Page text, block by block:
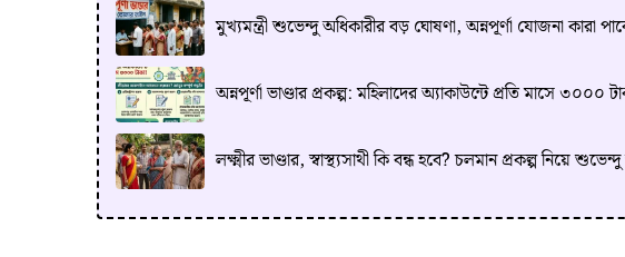
​মুখ্যমন্ত্রী শুভেন্দু অধিকারীর বড় ঘোষণা, অন্নপূর্ণা যোজনা কারা
অন্নপূর্ণা ভাণ্ডার প্রকল্প: মহিলাদের অ্যাকাউন্টে প্রতি মাসে
লক্ষ্মীর ভাণ্ডার, স্বাস্থ্যসাথী কি বন্ধ হবে? চলমান প্রকল্প নিয়ে